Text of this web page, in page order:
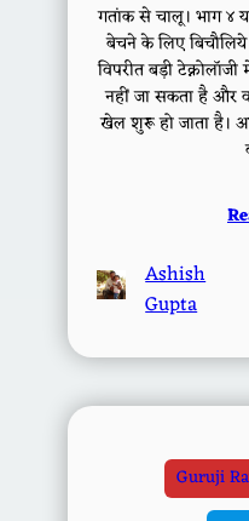
गतांक से चालू। भाग ४
बेचने के लिए
विपरीत बड़ी
नहीं जा सकता है और
खेल शुरू हो जाता है।
Ashish
Gupta
Guruji